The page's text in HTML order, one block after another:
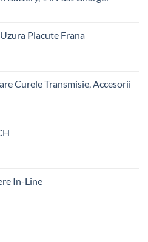
Placute Frana
Curele Transmisie, Accesorii
In-Line